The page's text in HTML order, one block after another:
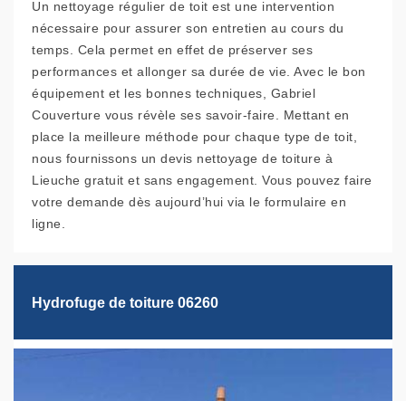
Un nettoyage régulier de toit est une intervention
nécessaire pour assurer son entretien au cours du
temps. Cela permet en effet de préserver ses
performances et allonger sa durée de vie. Avec le bon
équipement et les bonnes techniques, Gabriel
Couverture vous révèle ses savoir-faire. Mettant en
place la meilleure méthode pour chaque type de toit,
nous fournissons un devis nettoyage de toiture à
Lieuche gratuit et sans engagement. Vous pouvez faire
votre demande dès aujourd’hui via le formulaire en
ligne.
Hydrofuge de toiture 06260